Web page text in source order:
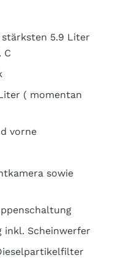
5.9 Liter
C
( momentan
vorne
sowie
inkl. Scheinwerfer